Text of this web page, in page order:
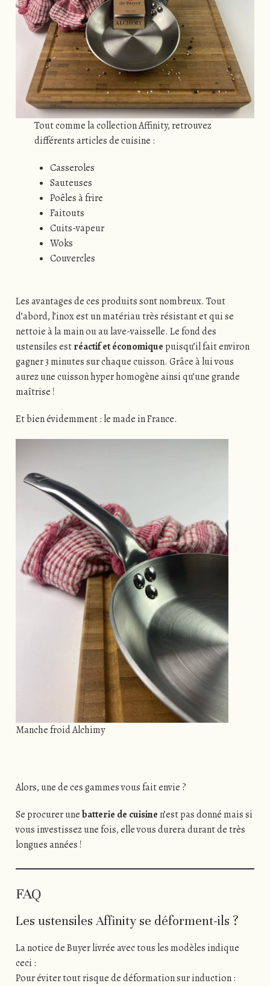
Tout comme la collection Affinity, retrouvez
différents articles de cuisine :
Casseroles
Sauteuses
Poêles à frire
Faitouts
Cuits-vapeur
Woks
Couvercles
Les avantages de ces produits sont nombreux. Tout
d’abord, l’inox est un matériau très résistant et qui se
nettoie à la main ou au lave-vaisselle. Le fond des
ustensiles estréactif et économique puisqu’il fait environ
gagner 3 minutes sur chaque cuisson. Grâce à lui vous
aurez une cuisson hyper homogène ainsi qu’une grande
maîtrise !
Et bien évidemment : le made in France.
Manche froid Alchimy
Alors, une de ces gammes vous fait envie ?
Se procurer unebatterie de cuisine n’est pas donné mais si
vous investissez une fois, elle vous durera durant de très
longues années !
FAQ
Les ustensiles Affinity se déforment-ils ?
La notice de Buyer livrée avec tous les modèles indique
ceci :
Pour éviter tout risque de déformation sur induction :